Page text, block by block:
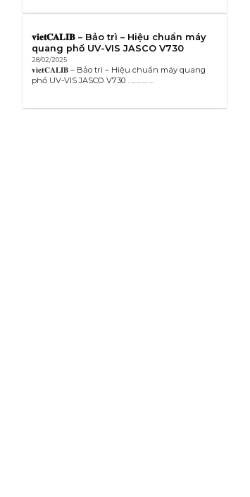
𝐯𝐢𝐞𝐭𝐂𝐀𝐋𝐈𝐁 – Bảo trì – Hiệu chuẩn máy
quang phổ UV-VIS JASCO V730
28/02/2025
𝐯𝐢𝐞𝐭𝐂𝐀𝐋𝐈𝐁 – Bảo trì – Hiệu chuẩn máy quang
phổ UV-VIS JASCO V730 . ………. ...